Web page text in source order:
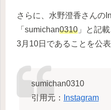
さらに、水野澄香さんの
「sumichan0310 」と記
3月10日であることを公
sumichan0310
引用元：
Instagram